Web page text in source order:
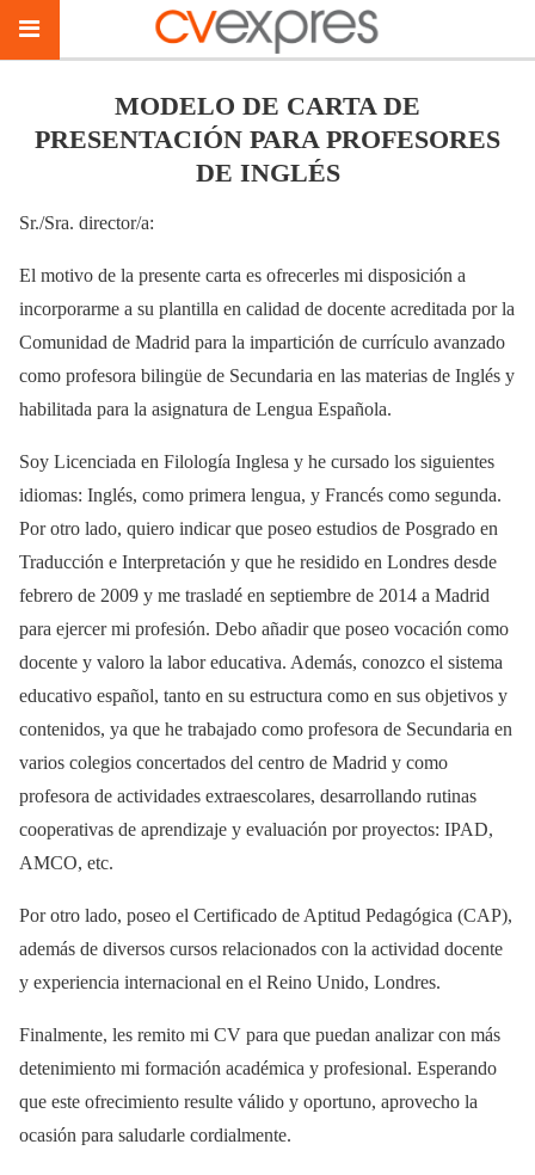
MODELO DE CARTA DE
PRESENTACIÓN PARA PROFESORES
DE INGLÉS
Sr./Sra. director/a:
El motivo de la presente carta es ofrecerles mi disposición a
incorporarme a su plantilla en calidad de docente acreditada por la
Comunidad de Madrid para la impartición de currículo avanzado
como profesora bilingüe de Secundaria en las materias de Inglés y
habilitada para la asignatura de Lengua Española.
Soy Licenciada en Filología Inglesa y he cursado los siguientes
idiomas: Inglés, como primera lengua, y Francés como segunda.
Por otro lado, quiero indicar que poseo estudios de Posgrado en
Traducción e Interpretación y que he residido en Londres desde
febrero de 2009 y me trasladé en septiembre de 2014 a Madrid
para ejercer mi profesión. Debo añadir que poseo vocación como
docente y valoro la labor educativa. Además, conozco el sistema
educativo español, tanto en su estructura como en sus objetivos y
contenidos, ya que he trabajado como profesora de Secundaria en
varios colegios concertados del centro de Madrid y como
profesora de actividades extraescolares, desarrollando rutinas
cooperativas de aprendizaje y evaluación por proyectos: IPAD,
AMCO, etc.
Por otro lado, poseo el Certificado de Aptitud Pedagógica (CAP),
además de diversos cursos relacionados con la actividad docente
y experiencia internacional en el Reino Unido, Londres.
Finalmente, les remito mi CV para que puedan analizar con más
detenimiento mi formación académica y profesional. Esperando
que este ofrecimiento resulte válido y oportuno, aprovecho la
ocasión para saludarle cordialmente.